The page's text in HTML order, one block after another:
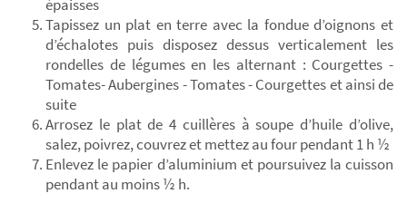
épaisses
Tapissez un plat en terre avec la fondue d’oignons et
d’échalotes puis disposez dessus verticalement les
rondelles de légumes en les alternant : Courgettes -
Tomates- Aubergines - Tomates - Courgettes et ainsi de
suite
Arrosez le plat de 4 cuillères à soupe d’huile d’olive,
salez, poivrez, couvrez et mettez au four pendant 1 h ½
Enlevez le papier d’aluminium et poursuivez la cuisson
pendant au moins ½ h.